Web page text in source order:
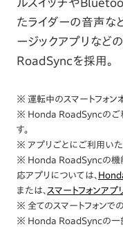
たライダーの音声な
ージックアプリなど
RoadSyncを採用。
※ 運転中のスマートフォン
※ Honda RoadSyncのご
す。
※ アプリごとにご利用いた
※ Honda RoadSyncの機
応アプリについては、
または、 スマートフォンア
※ 全てのスマートフォンで
※ Honda RoadSyncの一